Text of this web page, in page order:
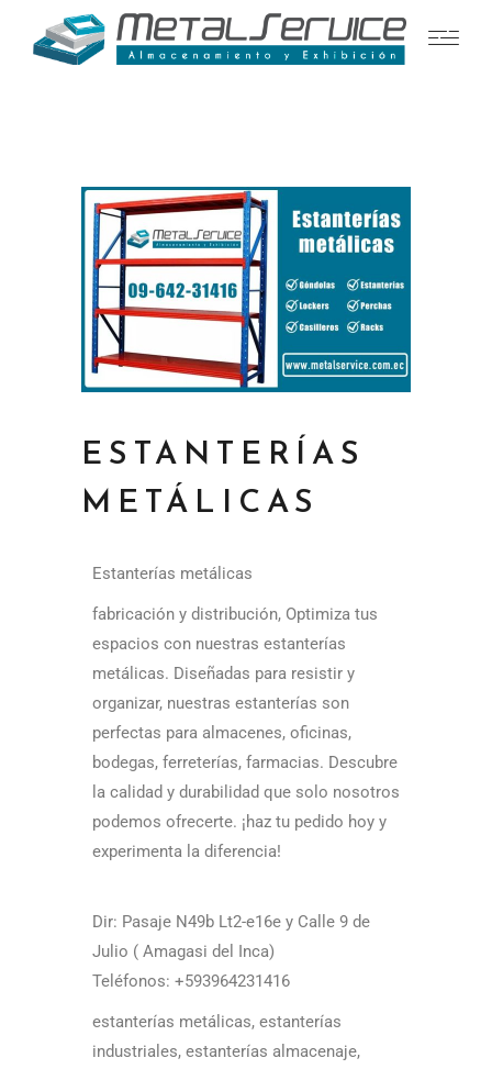
ESTANTERÍAS
METÁLICAS
Estanterías metálicas
fabricación y distribución, Optimiza tus
espacios con nuestras estanterías
metálicas. Diseñadas para resistir y
organizar, nuestras estanterías son
perfectas para almacenes, oficinas,
bodegas, ferreterías, farmacias. Descubre
la calidad y durabilidad que solo nosotros
podemos ofrecerte. ¡haz tu pedido hoy y
experimenta la diferencia!
Dir: Pasaje N49b Lt2-e16e y Calle 9 de
Julio ( Amagasi del Inca)
Teléfonos: +593964231416
estanterías metálicas, estanterías
industriales, estanterías almacenaje,